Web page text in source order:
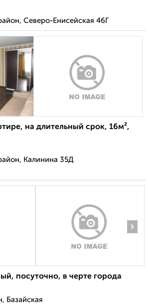
Северо-Енисейская 46Г
на длительный срок, 16м²,
Калинина 35Д
›
посуточно, в черте города
Базайская